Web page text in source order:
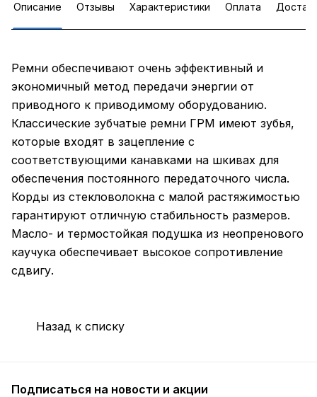
Описание Отзывы Характеристики Оплата
Ремни обеспечивают очень эффективный и
экономичный метод передачи энергии от
приводного к приводимому оборудованию.
Классические зубчатые ремни ГРМ имеют зубья,
которые входят в зацепление с
соответствующими канавками на шкивах для
обеспечения постоянного передаточного числа.
Корды из стекловолокна с малой растяжимостью
гарантируют отличную стабильность размеров.
Масло- и термостойкая подушка из неопренового
каучука обеспечивает высокое сопротивление
сдвигу.
Назад к списку
Подписаться на новости и акции